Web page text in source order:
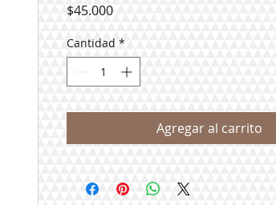
$45.000Precio
Cantidad *
Agregar al carrito